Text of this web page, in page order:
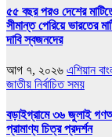
৫৫ বছর পরও দেশের
সীমান্ত পেরিয়ে ভারতের
দাবি স্বজনদের
আগ ৭, ২০২৬ এশিয়ান
জাতীয় নির্বাচিত সময়
বড়াইগ্রামে ৩৬ জুলাই
প্রামাণ্য চিত্র প্রদর্শন